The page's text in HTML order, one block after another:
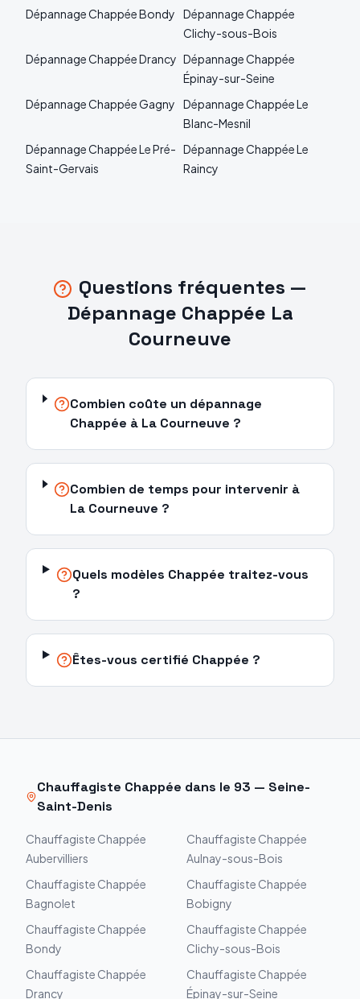
DépannageChappéeBondy DépannageChappée
Clichy-sous-Bois
DépannageChappéeDrancy DépannageChappée
Épinay-sur-Seine
DépannageChappéeGagny DépannageChappéeLe
Blanc-Mesnil
DépannageChappéeLe Pré-
Saint-Gervais
DépannageChappéeLe
Raincy
Questions fréquentes —
Dépannage Chappée La
Courneuve
Combien coûte un dépannage
Chappée à La Courneuve ?
Combien de temps pour intervenir à
La Courneuve ?
Quels modèles Chappée traitez-vous
?
Êtes-vous certifié Chappée ?
Chauffagiste Chappée dans le 93 — Seine-
Saint-Denis
Chauffagiste Chappée
Aubervilliers
Chauffagiste Chappée
Aulnay-sous-Bois
Chauffagiste Chappée
Bagnolet
Chauffagiste Chappée
Bobigny
Chauffagiste Chappée
Bondy
Chauffagiste Chappée
Clichy-sous-Bois
Chauffagiste Chappée
Drancy
Chauffagiste Chappée
Épinay-sur-Seine